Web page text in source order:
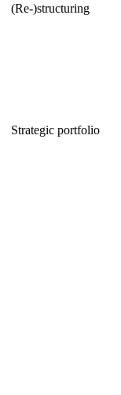
(Re-)structuring
Strategic portfolio